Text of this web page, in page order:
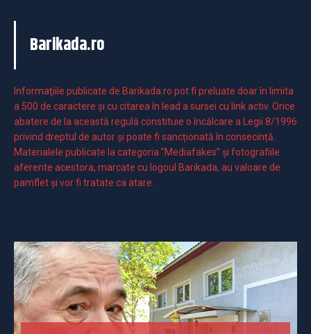
Barikada.ro
Informaţiile publicate de Barikada.ro pot fi preluate doar în limita
a 500 de caractere şi cu citarea în lead a sursei cu link activ. Orice
abatere de la această regulă constituie o încălcare a Legii 8/1996
privind dreptul de autor și poate fi sancționată în consecință.
Materialele publicate la categoria ”Mediafakes” și fotografiile
aferente acestora, marcate cu logoul Barikada, au valoare de
pamflet și vor fi tratate ca atare.